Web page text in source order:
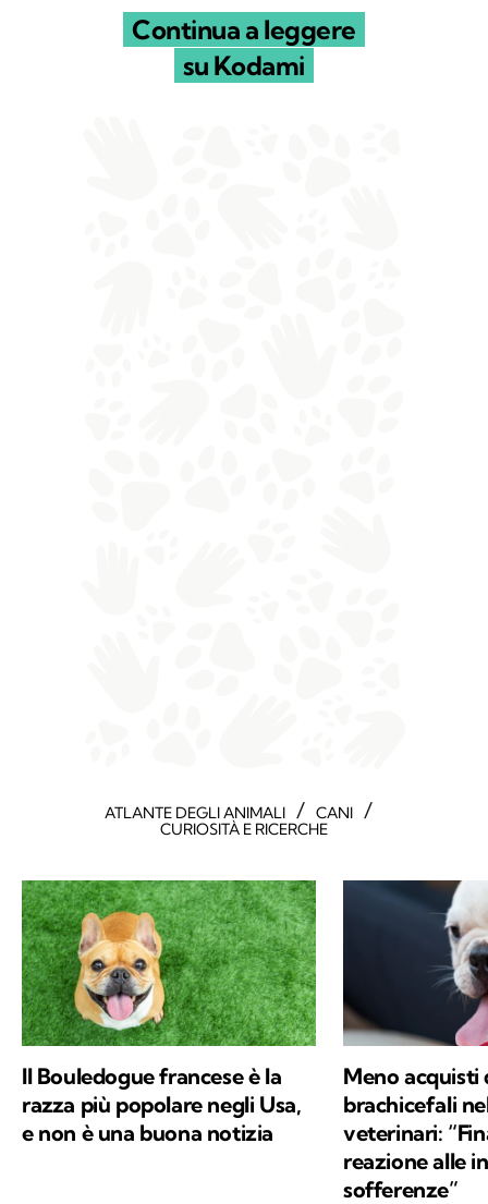
Continua a leggere
su Kodami
ATLANTE DEGLI ANIMALI / CANI /
CURIOSITÀ E RICERCHE
Il Bouledogue francese è la
razza più popolare negli Usa,
e non è una buona notizia
Meno acquisti
brachicefali
veterinari:
reazione alle
sofferenze”